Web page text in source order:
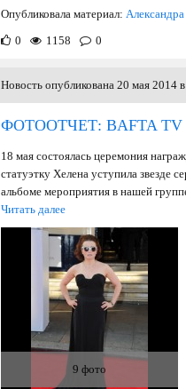
Опубликовала материал:
0
1158 0
Новость опубликована 20 мая 2014
ФОТООТЧЕТ: BAFTA TV
18 мая состоялась церемония
статуэтку Хелена уступила
альбоме мероприятия в нашей
Читать далее
9 фото